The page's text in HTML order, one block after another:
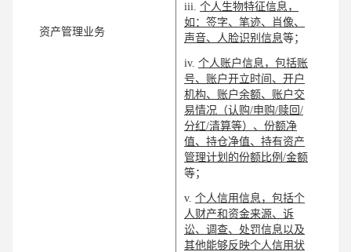
资产管理业务
iii. 个人生物特征信息，
如：签字、笔迹、肖像、
声音、人脸识别信息等；
iv. 个人账户信息，包括账
号、账户开立时间、开户
机构、账户余额、账户交
易情况（认购/申购/赎回/
分红/清算等）、份额净
值、持仓净值、持有资产
管理计划的份额比例/金额
等；
v. 个人信用信息，包括个
人财产和资金来源、诉
讼、调查、处罚信息以及
其他能够反映个人信用状